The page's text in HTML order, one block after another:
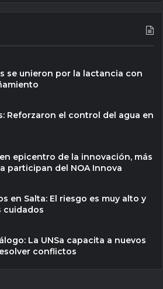
se unieron por la lactancia con
Reforzaron el control del agua en
epicentro de la innovación, más
participan del NOA Innova
en Salta: El riesgo es muy alto y
cuidados
La UNSa capacita a nuevos
conflictos